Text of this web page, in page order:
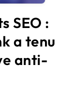
SEO :
a tenu
anti-